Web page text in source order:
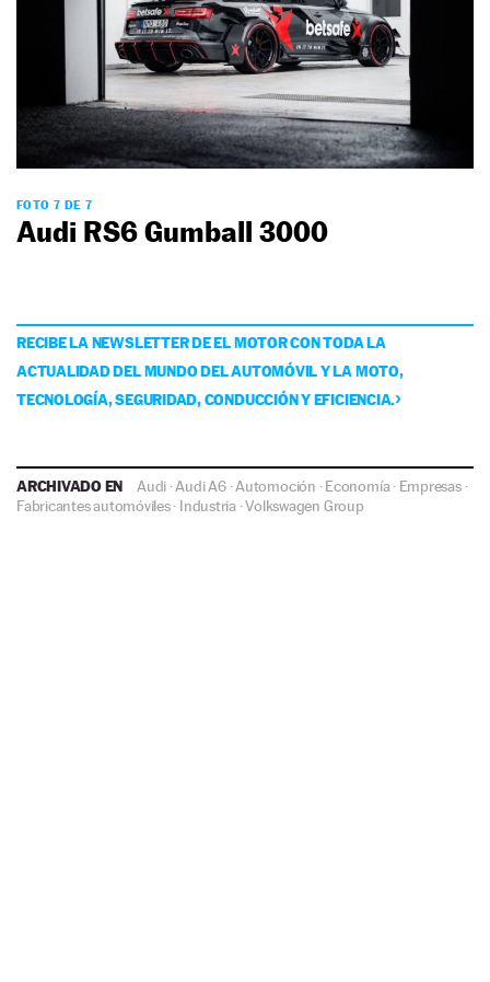
FOTO 7 DE 7
Audi RS6 Gumball 3000
RECIBE LA NEWSLETTER DE EL MOTOR CON TODA LA
ACTUALIDAD DEL MUNDO DEL AUTOMÓVIL Y LA MOTO,
TECNOLOGÍA, SEGURIDAD, CONDUCCIÓN Y EFICIENCIA.
ARCHIVADO EN Audi ·Audi A6·Automoción ·Economía· Empresas·
Fabricantes automóviles· Industria·Volkswagen Group